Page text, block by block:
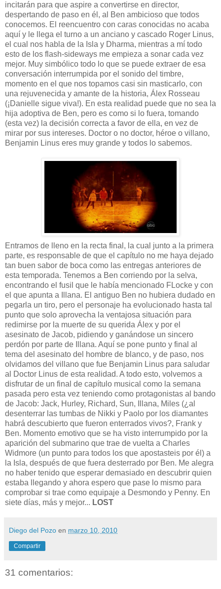
incitarán para que aspire a convertirse en director,
despertando de paso en él, al Ben ambicioso que todos
conocemos. El reencuentro con caras conocidas no acaba
aquí y le llega el turno a un anciano y cascado Roger Linus,
el cual nos habla de la Isla y Dharma, mientras a mí todo
esto de los flash-sideways me empieza a sonar cada vez
mejor. Muy simbólico todo lo que se puede extraer de esa
conversación interrumpida por el sonido del timbre,
momento en el que nos topamos casi sin masticarlo, con
una rejuvenecida y amante de la historia, Álex Rosseau
(¡Danielle sigue viva!). En esta realidad puede que no sea la
hija adoptiva de Ben, pero es como si lo fuera, tomando
(esta vez) la decisión correcta a favor de ella, en vez de
mirar por sus intereses. Doctor o no doctor, héroe o villano,
Benjamin Linus eres muy grande y todos lo sabemos.
Entramos de lleno en la recta final, la cual junto a la primera
parte, es responsable de que el capítulo no me haya dejado
tan buen sabor de boca como las entregas anteriores de
esta temporada. Tenemos a Ben corriendo por la selva,
encontrando el fusil que le había mencionado FLocke y con
el que apunta a Illana. El antiguo Ben no hubiera dudado en
pegarla un tiro, pero el personaje ha evolucionado hasta tal
punto que solo aprovecha la ventajosa situación para
redimirse por la muerte de su querida Álex y por el
asesinato de Jacob, pidiendo y ganándose un sincero
perdón por parte de Illana. Aquí se pone punto y final al
tema del asesinato del hombre de blanco, y de paso, nos
olvidamos del villano que fue Benjamin Linus para saludar
al Doctor Linus de esta realidad. A todo esto, volvemos a
disfrutar de un final de capítulo musical como la semana
pasada pero esta vez teniendo como protagonistas al bando
de Jacob: Jack, Hurley, Richard, Sun, Illana, Miles (¿al
desenterrar las tumbas de Nikki y Paolo por los diamantes
habrá descubierto que fueron enterrados vivos?, Frank y
Ben. Momento emotivo que se ha visto interrumpido por la
aparición del submarino que trae de vuelta a Charles
Widmore (un punto para todos los que apostasteis por él) a
la Isla, después de que fuera desterrado por Ben. Me alegra
no haber tenido que esperar demasiado en descubrir quien
estaba llegando y ahora espero que pase lo mismo para
comprobar si trae como equipaje a Desmondo y Penny. En
siete días, más y mejor... LOST
Diego del Pozo en marzo 10, 2010
Compartir
31 comentarios: